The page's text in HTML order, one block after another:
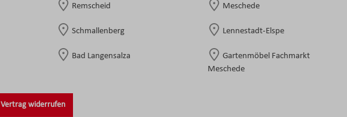
Vertrag widerrufen
Remscheid Meschede
Schmallenberg Lennestadt-Elspe
Bad Langensalza
Gartenmöbel Fachmarkt
Meschede